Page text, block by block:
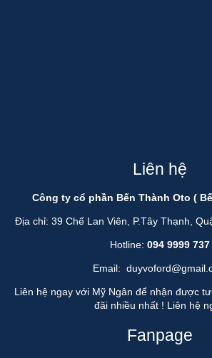
Liên hệ
Công ty cổ phần Bến Thành Oto (
Địa chỉ: 39 Chế Lan Viên, P.Tây Thạnh,
Hotline: 094 9999 737
Email:
Liên hệ ngay với Mỹ Ngân để nhận được
đãi nhiều nhất ! Liên hệ
Fanpage